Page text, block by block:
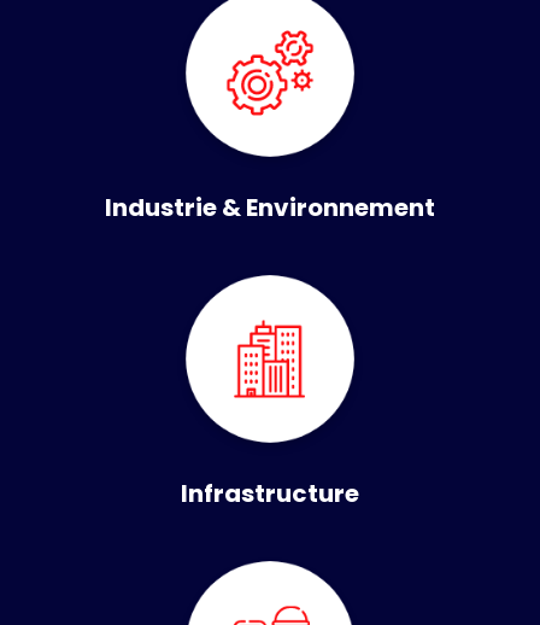
Industrie & Environnement
Infrastructure